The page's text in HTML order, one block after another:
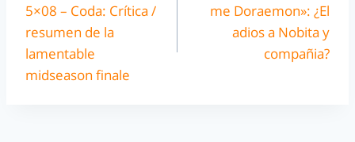
5×08 – Coda: Crítica /
resumen de la
lamentable
midseason finale
me Doraemon»: ¿El
adios a Nobita y
compañia?